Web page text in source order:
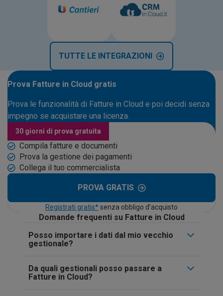
TUTTE LE INTEGRAZIONI
Prova Fatture in Cloud gratis
Prova le funzionalità di Fatture in Cloud e poi decidi senza
impegno se acquistare una licenza.
30 giorni di prova gratuita
Compila fatture e documenti
Prova la gestione dei pagamenti
Collega il tuo commercialista
PROVA GRATIS
Registrati gratis*senza obbligo d’acquisto
Domande frequenti su Fatture in Cloud
Posso importare i dati dal mio vecchio
gestionale?
Da quali gestionali posso passare a
Fatture in Cloud?